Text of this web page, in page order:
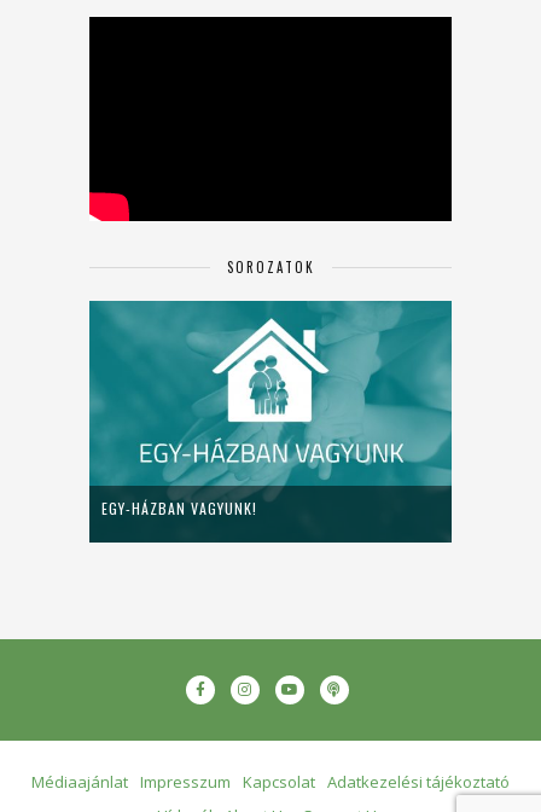
SOROZATOK
EGY-HÁZBAN VAGYUNK!
Médiaajánlat Impresszum Kapcsolat Adatkezelési tájékoztató